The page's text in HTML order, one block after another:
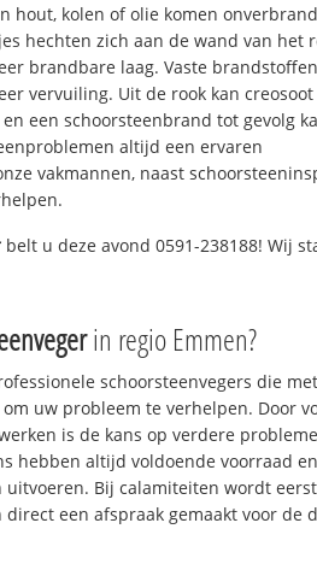
hout, kolen of olie komen
hechten zich aan de wand van het
brandbare laag. Vaste
vervuiling. Uit de rook kan
een schoorsteenbrand tot gevolg
altijd een ervaren
vakmannen, naast
belt u deze avond 0591-238188! Wij
in regio Emmen?
schoorsteenvegers die
uw probleem te verhelpen. Door
is de kans op verdere
hebben altijd voldoende voorraad
uitvoeren. Bij calamiteiten wordt
een afspraak gemaakt voor de